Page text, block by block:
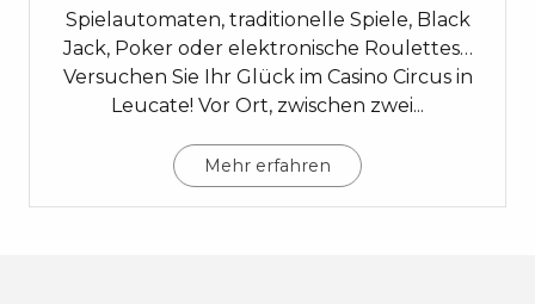
Spielautomaten, traditionelle Spiele, Black
Jack, Poker oder elektronische Roulettes…
Versuchen Sie Ihr Glück im Casino Circus in
Leucate! Vor Ort, zwischen zwei...
Mehr erfahren